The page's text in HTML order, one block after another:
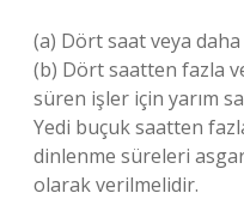
(a) Dört saat veya
(b) Dört saatten fazla
süren işler için yarım
Yedi buçuk saatten
dinlenme süreleri
olarak verilmelidir.